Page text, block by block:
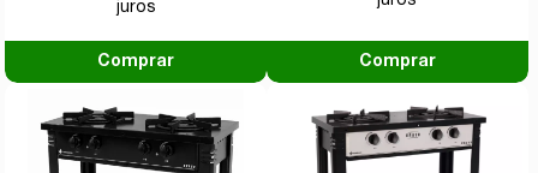
Comprar Comprar